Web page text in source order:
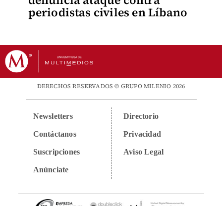
periodistas civiles en Líbano
DERECHOS RESERVADOS © GRUPO MILENIO 2026
Newsletters
Contáctanos
Suscripciones
Anúnciate
Directorio
Privacidad
Aviso Legal